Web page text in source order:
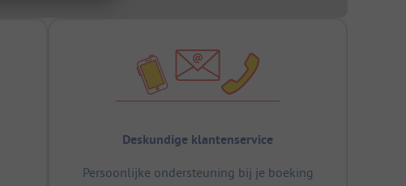
Deskundige klantenservice
Persoonlijke ondersteuning bij je boeking